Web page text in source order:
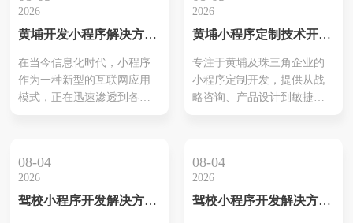
2026
黄埔开发小程序解决方
来
在当今信息化时代，小程序
作为一种新型的互联网应用
模式，正在迅速渗透到各行
更是提升市场竞争力的有效
手段。本文将从以下几个方
面详细介绍黄埔开发小程序
2026
黄埔小程序定制技术开发
化技术伙伴
专注于黄埔及珠三角企业的
小程序定制开发，提供从战
略咨询、产品设计到敏捷开
08-04
2026
驾校小程序开发解决方案
08-04
2026
驾校小程序开发解决方案